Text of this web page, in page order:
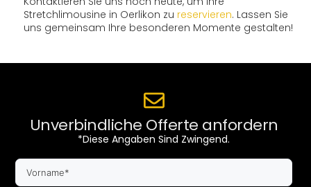
Stretchlimousine in Oerlikon zu reservieren. Lassen Sie
uns gemeinsam Ihre besonderen Momente gestalten!
Unverbindliche Offerte anfordern
*Diese Angaben Sind Zwingend.